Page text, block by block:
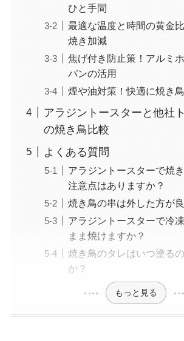
ひと手間
最適な温度と時間の黄金
焼き加減
焦げ付き防止策！アルミ
パンの活用
煙や油対策！快適に焼き
アラジントースターと他社
の焼き鳥比較
よくある質問
アラジントースターで焼
注意点はありますか？
焼き鳥の串は外した方が
アラジントースターで冷
まま焼けますか？
焼き鳥のタレはいつ塗る
か？
もっと見る